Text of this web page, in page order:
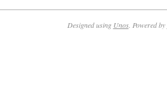
05-
Designed using Unos. Powered by